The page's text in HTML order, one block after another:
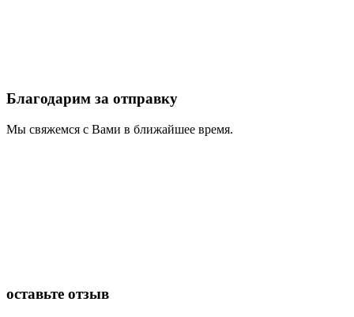
Благодарим за отправку
Мы свяжемся с Вами в ближайшее время.
оставьте отзыв